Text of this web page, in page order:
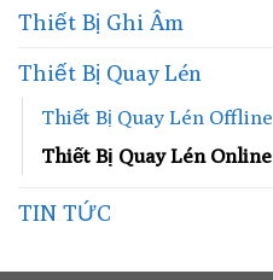
Thiết Bị Ghi Âm
Thiết Bị Quay Lén
Thiết Bị Quay Lén Offline
Thiết Bị Quay Lén Online
TIN TỨC